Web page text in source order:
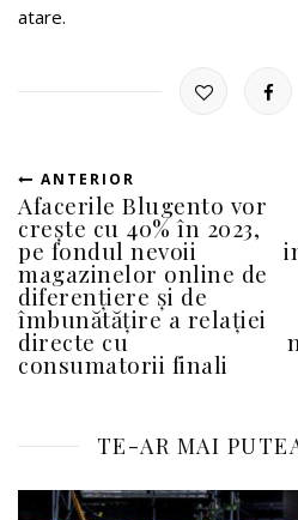
atare.
ANTERIOR
Afacerile Blugento vor
crește cu 40% în 2023,
pe fondul nevoii
magazinelor online de
diferențiere și de
îmbunătățire a relației
directe cu
consumatorii finali
TE-AR MAI